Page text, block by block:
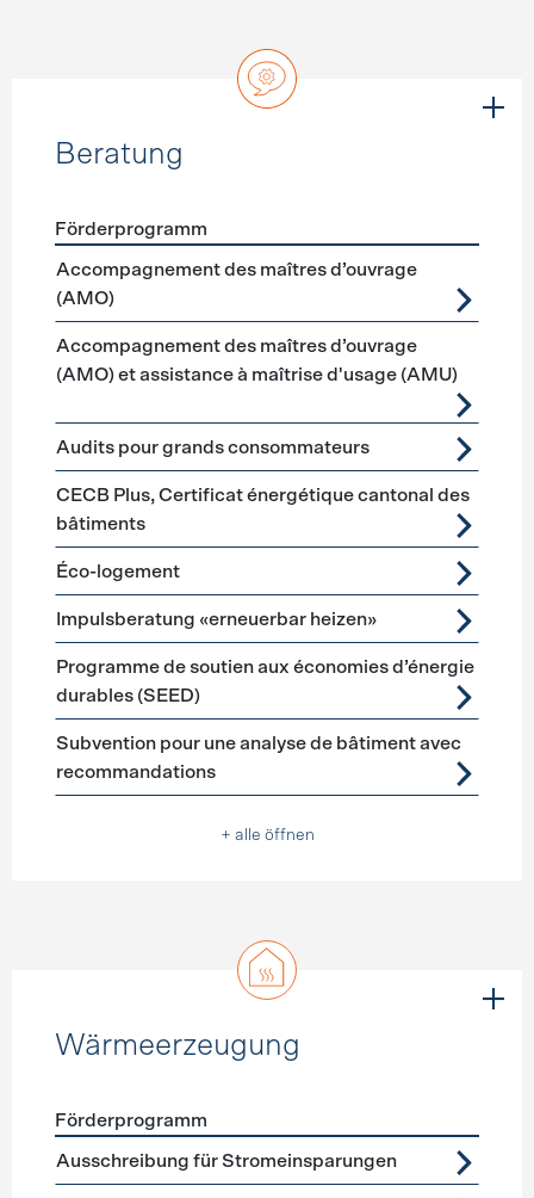
Beratung
Förderprogramme Beratung
Förderprogramm
Accompagnement des maîtres d’ouvrage
(AMO)
Accompagnement des maîtres d’ouvrage
(AMO) et assistance à maîtrise d'usage (AMU)
Audits pour grands consommateurs
CECB Plus, Certificat énergétique cantonal des
bâtiments
Éco-logement
Impulsberatung «erneuerbar heizen»
Programme de soutien aux économies d’énergie
durables (SEED)
Subvention pour une analyse de bâtiment avec
recommandations
+ alle öffnen
Wärmeerzeugung
Förderprogramme Wärmeerzeugung
Förderprogramm
Ausschreibung für Stromeinsparungen